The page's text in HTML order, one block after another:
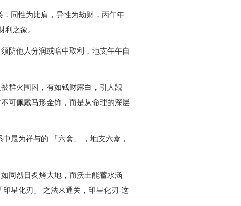
同性为比肩，异性为劫财，丙午年
之象。
防他人分润或暗中取利，地支午午自
群火围困，有如钱财露白，引人觊
可佩戴马形金饰，而是从命理的深层
最为祥与的 「六盒」 ，地支六盒，
同烈日炙烤大地，而沃土能蓄水涵
星化刃」 之法来通关，印星化刃-这